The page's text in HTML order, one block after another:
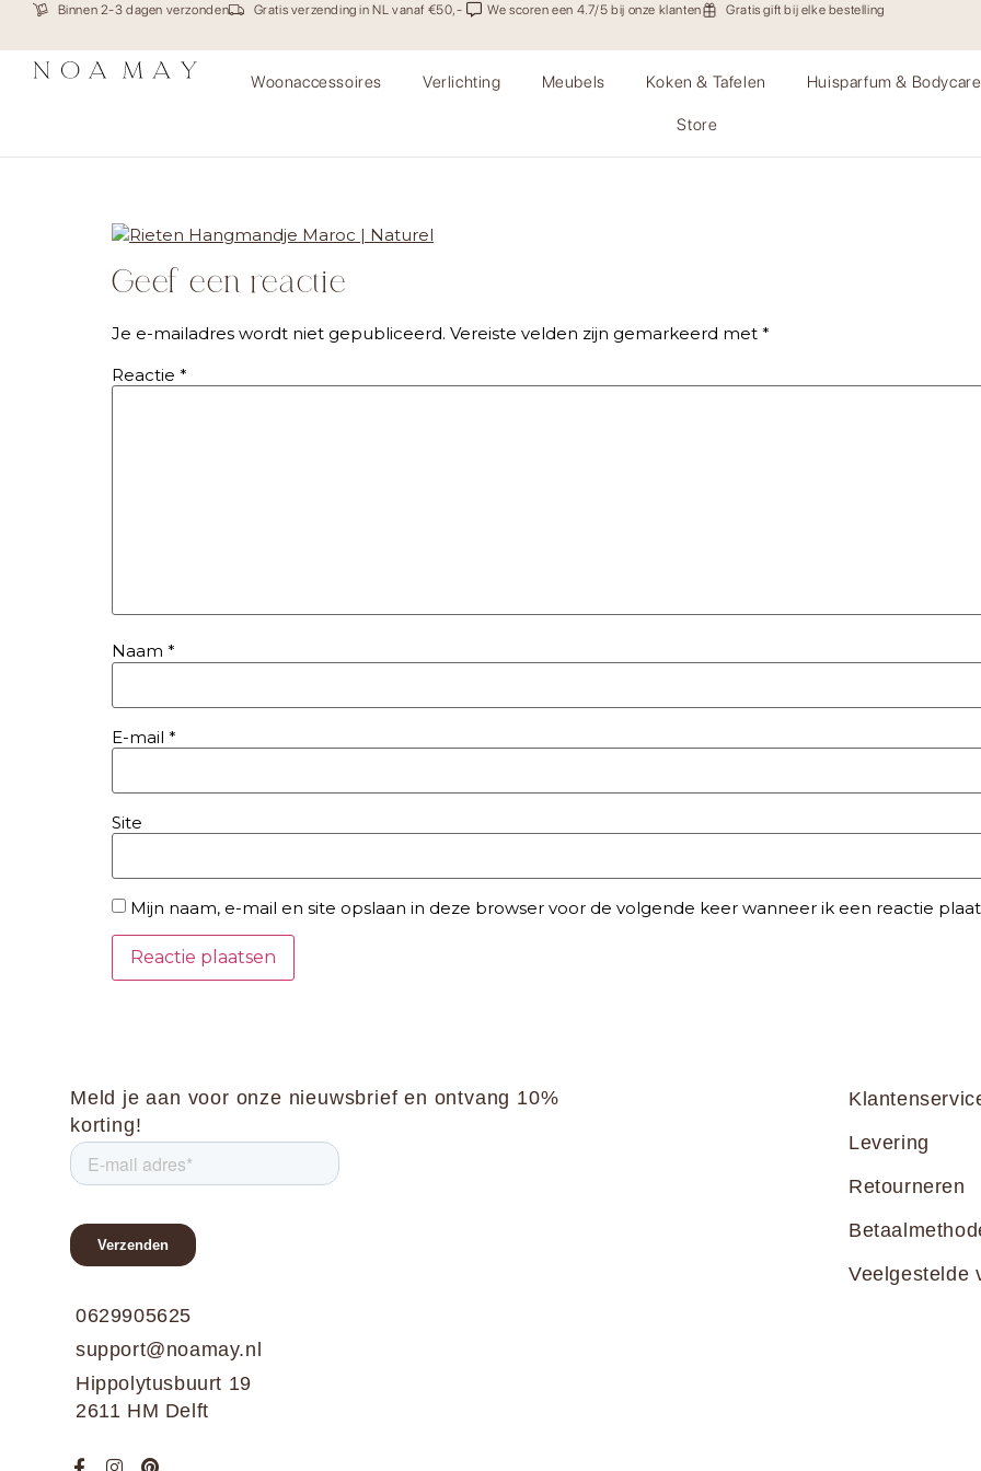
Binnen 2-3 dagen verzonden Gratis verzending in NL vanaf €50,- We scoren een 4.7/5 bij onze klanten Gratis gift bij elke bestelling
Woonaccessoires Verlichting Meubels Koken & Tafelen Huisparfum & Bodycare
Store
Geef een reactie
Je e-mailadres wordt niet gepubliceerd. Vereiste velden zijn gemarkeerd met *
Reactie *
Naam *
E-mail *
Site
Mijn naam, e-mail en site opslaan in deze browser voor de volgende keer wanneer ik een reactie
Meld je aan voor onze nieuwsbrief en ontvang 10%
korting!
0629905625
support@noamay.nl
Hippolytusbuurt 19
2611 HM Delft
Levering
Retourneren
Veelgestelde